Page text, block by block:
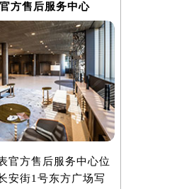
方售后服务中心
官方售后服务中心位
安街1号东方广场写